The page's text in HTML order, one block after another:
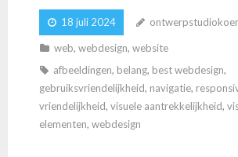
18 juli 2024
web, webdesign, website
afbeeldingen, belang, best webdesign,
gebruiksvriendelijkheid, navigatie,
vriendelijkheid, visuele aantrekkelijkheid,
elementen, webdesign